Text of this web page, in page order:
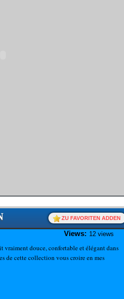
ZU FAVORITEN ADDEN
Views: 12 views
vraiment douce, confortable et élégant dans
de cette collection vous croire en mes